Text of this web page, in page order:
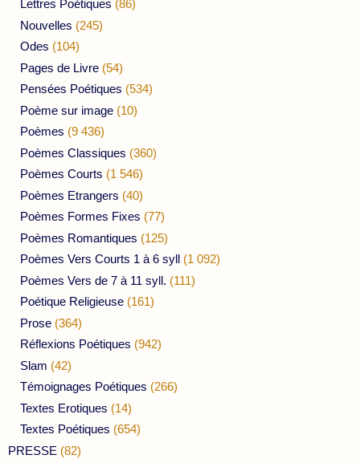
Lettres Poétiques (86)
Nouvelles (245)
Odes (104)
Pages de Livre (54)
Pensées Poétiques (534)
Poème sur image (10)
Poèmes (9 436)
Poèmes Classiques (360)
Poèmes Courts (1 546)
Poèmes Etrangers (40)
Poèmes Formes Fixes (77)
Poèmes Romantiques (125)
Poèmes Vers Courts 1 à 6 syll (1 092)
Poèmes Vers de 7 à 11 syll. (111)
Poétique Religieuse (161)
Prose (364)
Réflexions Poétiques (942)
Slam (42)
Témoignages Poétiques (266)
Textes Erotiques (14)
Textes Poétiques (654)
PRESSE (82)